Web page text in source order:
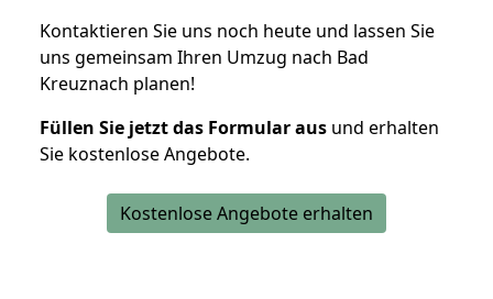
Kontaktieren Sie uns noch heute und lassen Sie
uns gemeinsam Ihren Umzug nach Bad
Kreuznach planen!
Füllen Sie jetzt das Formular aus und erhalten
Sie kostenlose Angebote.
Kostenlose Angebote erhalten